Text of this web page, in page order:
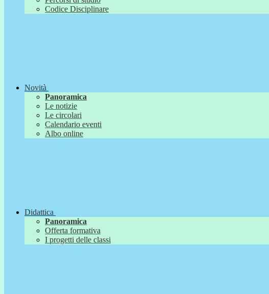
Codice Disciplinare
Novità
Panoramica
Le notizie
Le circolari
Calendario eventi
Albo online
Didattica
Panoramica
Offerta formativa
I progetti delle classi